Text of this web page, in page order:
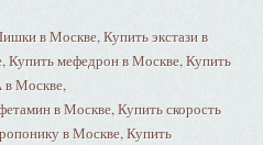
в Москве, Купить экстази в
мефедрон в Москве, Купить
Москве,
в Москве, Купить скорость
в Москве, Купить